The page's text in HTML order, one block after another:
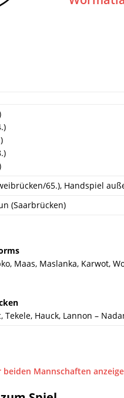
65.), Handspiel
(Saarbrücken)
Maas, Maslanka, Karwot,
Tekele, Hauck, Lannon –
Mannschaften